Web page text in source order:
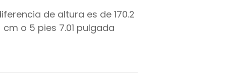
de altura es de170.2
cm o 5 pies 7.01 pulgada